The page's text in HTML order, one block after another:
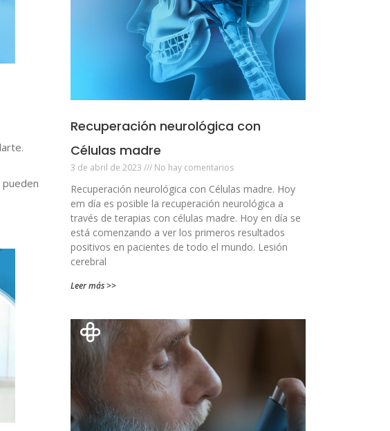
Recuperación neurológica con
Células madre
3 de abril de 2023 No hay comentarios
Recuperación neurológica con Células madre. Hoy
em día es posible la recuperación neurológica a
través de terapias con células madre. Hoy en día se
está comenzando a ver los primeros resultados
positivos en pacientes de todo el mundo. Lesión
cerebral
Leer más >>